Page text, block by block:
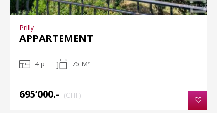
Prilly
APPARTEMENT
4 p 75 M 2
695’000.- (CHF)